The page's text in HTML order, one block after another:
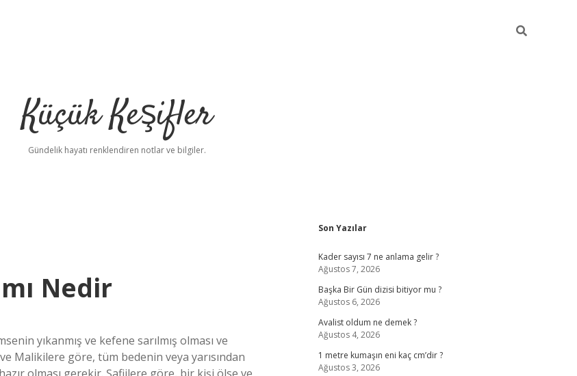
Küçük Keşifler
Gündelik hayatı renklendiren notlar ve bilgiler.
Nedir
yıkanmış ve kefene sarılmış olması ve
Malikilere göre, tüm bedenin veya yarısından
Sidebar
Son Yazılar
Kader sayısı 7 ne anlama gelir ?
Ağustos 7, 2026
Başka Bir Gün dizisi bitiyor mu ?
Ağustos 6, 2026
Avalist oldum ne demek ?
Ağustos 4, 2026
1 metre kumaşın eni kaç cm’dir ?
Ağustos 3, 2026